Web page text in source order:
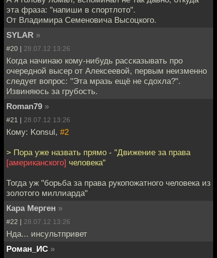
эта фраза: "напиши в спортлото".
От Владимира Семеновича Высоцкого.
SYLAR »
#20 | 28.07.12 13:26
Когда начинаю кому-нибудь рассказывать про
очередной высер от Алексеевой, первым неизменно
следует вопрос: "Эта мразь ещё не сдохла?".
Извиняюсь за грубость.
Roman79 »
#21 | 28.07.12 13:26
Кому: Konsul, #2
> Пора уже назвать прямо - "Движение за права
[американского] человека"
Тогда уж "борьба за права рукопожатного человека из
золотого миллиарда"
Кара Мерген »
#22 | 28.07.12 13:26
Нда... инсультпривет
Роман_ИС »